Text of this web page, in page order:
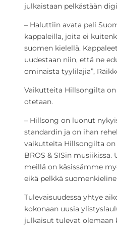
julkaistaan pelkästään
– Haluttiin avata peli
kappaleilla, joita ei
suomen kielellä.
uudestaan niin, että ne
ominaista tyylilajia”,
Vaikutteita Hillsongilta
otetaan.
– Hillsong on luonut
standardin ja on ihan
vaikutteita Hillsongilta
BROS & SISin
meillä on käsissämme
eikä pelkkä
Tulevaisuudessa yhtye
kokonaan uusia
julkaisut tulevat olemaan